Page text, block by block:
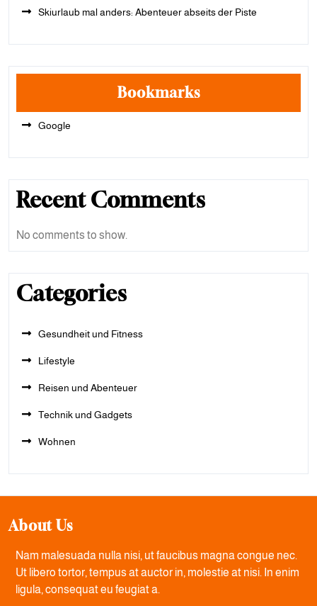
Skiurlaub mal anders: Abenteuer abseits der Piste
Bookmarks
Google
Recent Comments
No comments to show.
Categories
Gesundheit und Fitness
Lifestyle
Reisen und Abenteuer
Technik und Gadgets
Wohnen
About Us
Nam malesuada nulla nisi, ut faucibus magna congue nec.
Ut libero tortor, tempus at auctor in, molestie at nisi. In enim
ligula, consequat eu feugiat a.